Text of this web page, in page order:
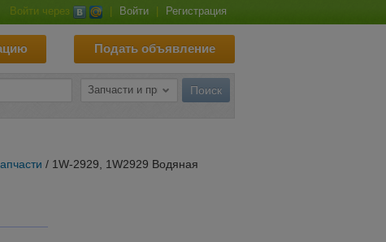
Войти через Войти Регистрация
Подать объявление
/ 1W-2929, 1W2929 Водяная